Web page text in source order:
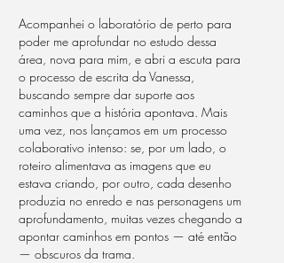
Acompanhei o laboratório de perto para
poder me aprofundar no estudo dessa
área, nova para mim, e abri a escuta para
o processo de escrita da Vanessa,
buscando sempre dar suporte aos
caminhos que a história apontava. Mais
uma vez, nos lançamos em um processo
colaborativo intenso: se, por um lado, o
roteiro alimentava as imagens que eu
estava criando, por outro, cada desenho
produzia no enredo e nas personagens um
aprofundamento, muitas vezes chegando a
apontar caminhos em pontos — até então
— obscuros da trama.